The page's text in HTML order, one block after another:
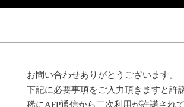
お問い合わせありがとうございます。
下記に必要事項をご入力頂きますと許
稀にAFP通信から二次利用が許諾され